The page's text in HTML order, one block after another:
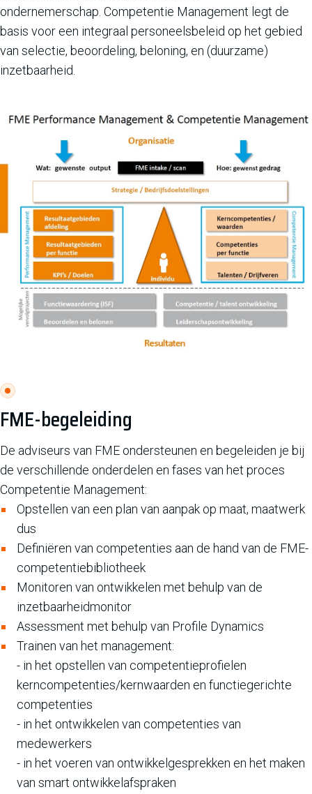
ondernemerschap. Competentie Management legt de
basis voor een integraal personeelsbeleid op het gebied
van selectie, beoordeling, beloning, en (duurzame)
inzetbaarheid.
FME-begeleiding
De adviseurs van FME ondersteunen en begeleiden je bij
de verschillende onderdelen en fases van het proces
Competentie Management:
Opstellen van een plan van aanpak op maat, maatwerk
dus
Definiëren van competenties aan de hand van de FME-
competentiebibliotheek
Monitoren van ontwikkelen met behulp van de
inzetbaarheidmonitor
Assessment met behulp van Profile Dynamics
Trainen van het management:
- in het opstellen van competentieprofielen
kerncompetenties/kernwaarden en functiegerichte
competenties
- in het ontwikkelen van competenties van
medewerkers
- in het voeren van ontwikkelgesprekken en het maken
van smart ontwikkelafspraken